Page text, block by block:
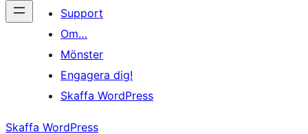
Support
Om…
Mönster
Engagera dig!
Skaffa WordPress
Skaffa WordPress